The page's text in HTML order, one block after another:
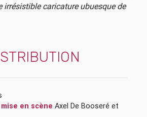
irrésistible caricature ubuesque de
en scène
Axel De Booseré et